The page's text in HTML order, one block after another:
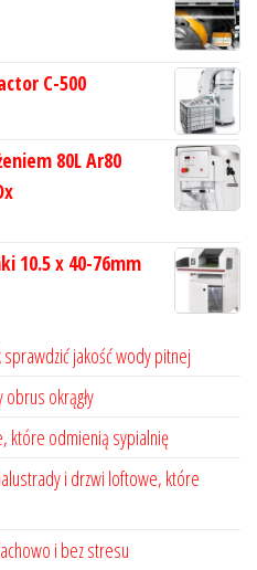
C-500
80L Ar80
10.5 x 40-76mm
jakość wody pitnej
okrągły
które odmienią sypialnię
i drzwi loftowe, które
i bez stresu